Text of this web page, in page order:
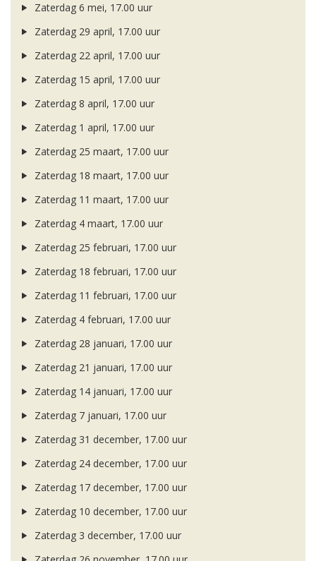
Zaterdag 6 mei, 17.00 uur
Zaterdag 29 april, 17.00 uur
Zaterdag 22 april, 17.00 uur
Zaterdag 15 april, 17.00 uur
Zaterdag 8 april, 17.00 uur
Zaterdag 1 april, 17.00 uur
Zaterdag 25 maart, 17.00 uur
Zaterdag 18 maart, 17.00 uur
Zaterdag 11 maart, 17.00 uur
Zaterdag 4 maart, 17.00 uur
Zaterdag 25 februari, 17.00 uur
Zaterdag 18 februari, 17.00 uur
Zaterdag 11 februari, 17.00 uur
Zaterdag 4 februari, 17.00 uur
Zaterdag 28 januari, 17.00 uur
Zaterdag 21 januari, 17.00 uur
Zaterdag 14 januari, 17.00 uur
Zaterdag 7 januari, 17.00 uur
Zaterdag 31 december, 17.00 uur
Zaterdag 24 december, 17.00 uur
Zaterdag 17 december, 17.00 uur
Zaterdag 10 december, 17.00 uur
Zaterdag 3 december, 17.00 uur